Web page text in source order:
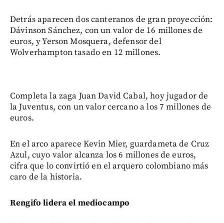
Detrás aparecen dos canteranos de gran proyección:
Dávinson Sánchez, con un valor de 16 millones de
euros, y Yerson Mosquera, defensor del
Wolverhampton tasado en 12 millones.
Completa la zaga Juan David Cabal, hoy jugador de
la Juventus, con un valor cercano a los 7 millones de
euros.
En el arco aparece Kevin Mier, guardameta de Cruz
Azul, cuyo valor alcanza los 6 millones de euros,
cifra que lo convirtió en el arquero colombiano más
caro de la historia.
Rengifo lidera el mediocampo